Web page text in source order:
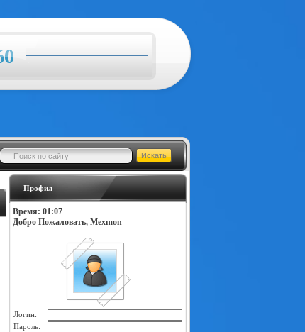
Профил
Время: 01:07
Добро Пожаловать, Mexmon
Логин:
Пароль: